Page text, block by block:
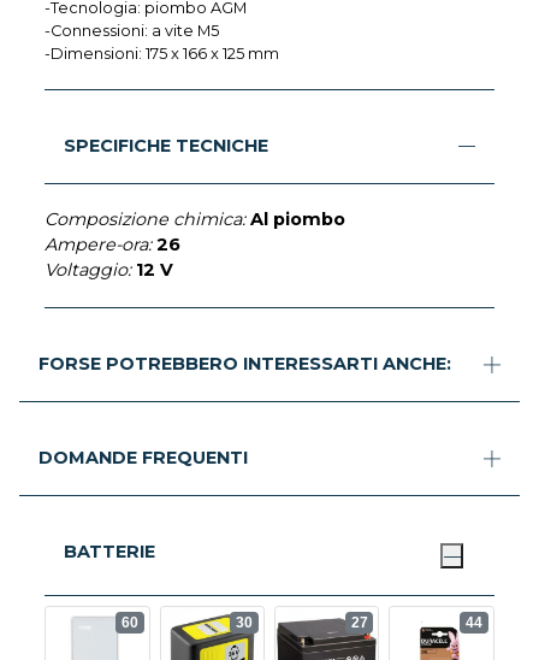
-Tecnologia: piombo AGM
-Connessioni: a vite M5
-Dimensioni: 175 x 166 x 125 mm
SPECIFICHE TECNICHE
Composizione chimica: Al piombo
Ampere-ora: 26
Voltaggio: 12 V
FORSE POTREBBERO INTERESSARTI ANCHE:
DOMANDE FREQUENTI
BATTERIE
60 30 27 44